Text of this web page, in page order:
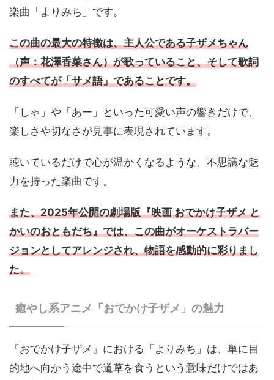
楽曲「よりみち」です。
この曲の最大の特徴は、主人公である子ザメちゃん
（声：花澤香菜さん）が歌っていること、そして歌詞
のすべてが「サメ語」であることです。
「しゃ」や「あー」といった可愛い声の響きだけで、
楽しさや切なさが見事に表現されています。
聴いているだけで心が温かくなるような、不思議な魅
力を持った楽曲です。
また、2025年公開の劇場版『映画 おでかけ子ザメ と
かいのおともだち』では、この曲がオーケストラバー
ジョンとしてアレンジされ、物語を感動的に彩りまし
た。
癒やし系アニメ「おでかけ子ザメ」の魅力
『おでかけ子ザメ』における「よりみち」は、単に目
的地へ向かう途中で道草を食うという意味だけではあ